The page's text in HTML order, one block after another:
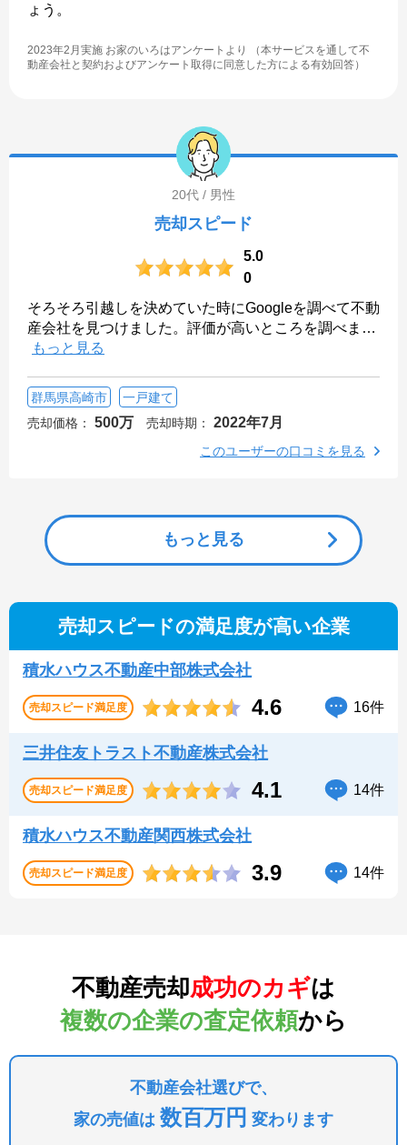
ょう。
2023年2月実施 お家のいろはアンケートより （本サービスを通して不
動産会社と契約およびアンケート取得に同意した方による有効回答）
20代 / 男性
売却スピード
5.0
0
そろそろ引越しを決めていた時にGoogleを調べて不動
産会社を見つけました。評価が高いところを調べま …
もっと見る
群馬県高崎市
一戸建て
売却価格：
500万 売却時期： 2022年7月
このユーザーの口コミを見る
もっと見る
売却スピードの満足度が高い企業
積水ハウス不動産中部株式会社
売却スピード満足度 4.6 16件
三井住友トラスト不動産株式会社
売却スピード満足度 4.1 14件
積水ハウス不動産関西株式会社
売却スピード満足度 3.9 14件
不動産売却成功のカギは
複数の企業の査定依頼から
不動産会社選びで、
家の売値は 数百万円 変わります